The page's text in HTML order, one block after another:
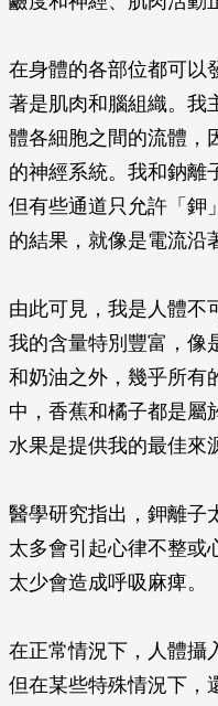
在身體的各部位都可以
著是肌肉和腦組織。我
體各細胞之間的流體，
的神經系統。我和鈉離
但有些通道只允許「鉀
的結果，就像是電流沿
由此可見，我是人體不
我的含量特別豐富，像
和奶油之外，幾乎所有
中，香蕉和橘子都是屬
水果是提供我的最佳來
醫學研究指出，鉀離子
太多會引起心律不整或
太少會造成呼吸麻痺。
在正常情況下，人體攝
但在某些特殊情況下，